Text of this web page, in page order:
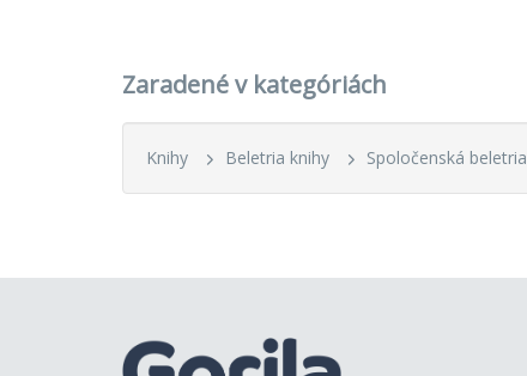
Zaradené v kategóriách
Knihy Beletria knihy Spoločenská beletria